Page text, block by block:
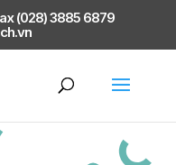
(028) 3885 6879